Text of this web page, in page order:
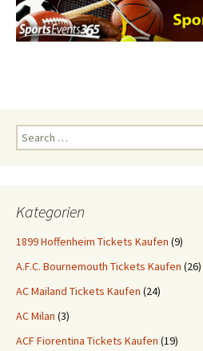
Search
for:
Kategorien
1899 Hoffenheim Tickets Kaufen (9)
A.F.C. Bournemouth Tickets Kaufen (26)
AC Mailand Tickets Kaufen (24)
AC Milan (3)
ACF Fiorentina Tickets Kaufen (19)